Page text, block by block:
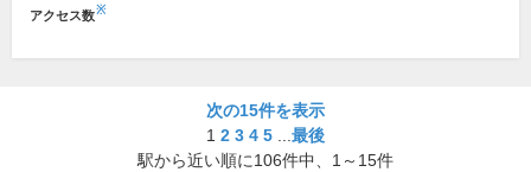
アクセス数※
次の15件を表示
1 2 3 4 5
最後
駅から近い順に106件中、 1～15件